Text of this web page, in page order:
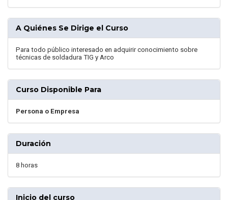
A Quiénes Se Dirige el Curso
Para todo público interesado en adquirir conocimiento sobre
técnicas de soldadura TIG y Arco
Curso Disponible Para
Persona o Empresa
Duración
8 horas
Inicio del curso